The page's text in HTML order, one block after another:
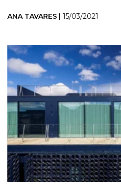
ANA TAVARES | 15/03/2021